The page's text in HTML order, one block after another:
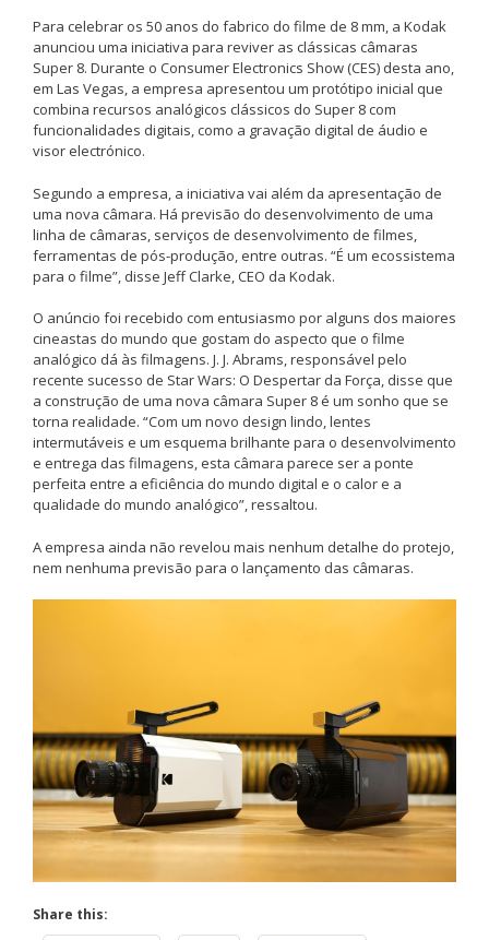
Para celebrar os 50 anos do fabrico do filme de 8 mm, a Kodak
anunciou uma iniciativa para reviver as clássicas câmaras
Super 8. Durante o Consumer Electronics Show (CES) desta ano,
em Las Vegas, a empresa apresentou um protótipo inicial que
combina recursos analógicos clássicos do Super 8 com
funcionalidades digitais, como a gravação digital de áudio e
visor electrónico.
Segundo a empresa, a iniciativa vai além da apresentação de
uma nova câmara. Há previsão do desenvolvimento de uma
linha de câmaras, serviços de desenvolvimento de filmes,
ferramentas de pós-produção, entre outras. “É um ecossistema
para o filme”, disse Jeff Clarke, CEO da Kodak.
O anúncio foi recebido com entusiasmo por alguns dos maiores
cineastas do mundo que gostam do aspecto que o filme
analógico dá às filmagens. J. J. Abrams, responsável pelo
recente sucesso de Star Wars: O Despertar da Força, disse que
a construção de uma nova câmara Super 8 é um sonho que se
torna realidade. “Com um novo design lindo, lentes
intermutáveis e um esquema brilhante para o desenvolvimento
e entrega das filmagens, esta câmara parece ser a ponte
perfeita entre a eficiência do mundo digital e o calor e a
qualidade do mundo analógico”, ressaltou.
A empresa ainda não revelou mais nenhum detalhe do protejo,
nem nenhuma previsão para o lançamento das câmaras.
Share this: